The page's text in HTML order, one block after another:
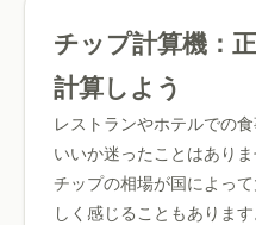
チップ計算機：
計算しよう
レストランやホテルでの
いいか迷ったことはあり
チップの相場が国によっ
しく感じることもありま